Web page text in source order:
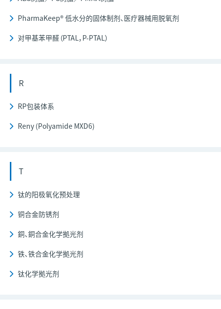
PharmaKeep® 低水分的固体制剂、医疗器械用脱氧剂
对甲基苯甲醛（PTAL，P-PTAL）
R
RP包装体系
Reny (Polyamide MXD6)
T
钛的阳极氧化预处理
铜合金防锈剂
銅、銅合金化学拠光剂
铁、铁合金化学拠光剂
钛化学拠光剂